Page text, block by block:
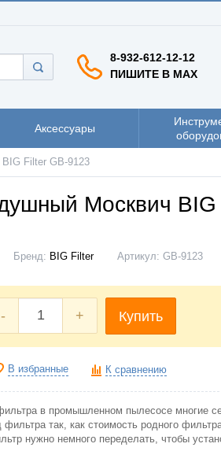
8-932-612-12-12
ПИШИТЕ В MAX
Аксессуары
Filter GB-9123
Москвич BIG
Бренд: BIG Filter Артикул: GB-9123
- + Купить
В избранные К сравнению
в промышленном пылесосе многие
так, как стоимость родного
нужно немного переделать, чтобы